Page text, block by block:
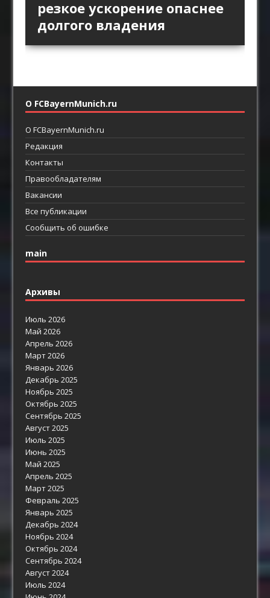
пространство за защитой
как главный ресурс атаки
Английской премьер-лиги
возвращают прямой
футбол
позиционной атаки
резкое ускорение опаснее
долгого владения
как ротации освобождают
пространство между
линиями
О FCBayernMunich.ru
О FCBayernMunich.ru
Редакция
Контакты
Правообладателям
Вакансии
Все публикации
Сообщить об ошибке
main
Архивы
Июль 2026
Май 2026
Апрель 2026
Март 2026
Январь 2026
Декабрь 2025
Ноябрь 2025
Октябрь 2025
Сентябрь 2025
Август 2025
Июль 2025
Июнь 2025
Май 2025
Апрель 2025
Март 2025
Февраль 2025
Январь 2025
Декабрь 2024
Ноябрь 2024
Октябрь 2024
Сентябрь 2024
Август 2024
Июль 2024